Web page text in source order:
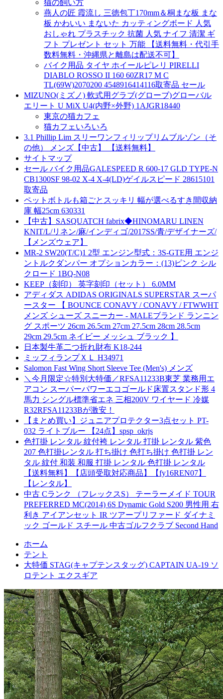
猫の飼い方
燕人の匠 霞流し 三徳包丁170mm＆桐まな板 まな
板 かわいい まないた カッティングボード 人気
おしゃれ プラスチック 抗菌 人気 ナイフ 清潔 ギ
フト プレゼント セット 万能 【送料無料・代引手
数料無料・沖縄県と離島は配送不可】
バイク用品 タイヤ ホイールピレリ PIRELLI
DIABLO ROSSO II 160 60ZR17 M C
TL(69W)2070200 4548916414116取寄品 セール
MIZUNO(ミズノ) 軟式用グラブ(グローブ)グローバル
エリート U MiX U4(内野×外野) 1AJGR18440
東京の猫カフェ
猫カフェいろいろ
3.1 Phillip Lim スリーワンフィリップリムブルゾン（そ
の他） メンズ【中古】 【送料無料】
サイトマップ
セール バイク用品GALESPEED R 600-17 GLD TYPE-N
CB1300SF 98-02 X-4 X-4(LD)ゲイルスピード 28615101
取寄品
ペットボトルも箱ごとスッキリ 幅が選べるすき間収納
庫 幅25cm 630331
【中古】SASQUATCH fabrix◆HINOMARU LINEN
KNIT/L/リネン/麻/インディゴ/2017SS/青/デザイナーズ/
【メンズウェア】
MR-2 SW20(T/C)1 2型 エンジン型式：3S-GTE用 エンジ
ントルクダンパー オプションカラー：(13)ピンク シル
クロード 1BQ-N08
KEEP（刻印） 英字刻印（セット） 6.0MM
アディダス ADIDAS ORIGINALS SUPERSTAR スーパ
ースター 【 BOUNCE CONAVY / CONAVY / FTWWHT
メンズ シューズ スニーカー - MALEブランド ランニン
グ スポーツ 26cm 26.5cm 27cm 27.5cm 28cm 28.5cm
29cm 29.5cm ネイビー メッシュ ブラック 】
日本製牛革二つ折れ財布 K18-244
ミッフィランプＸＬ H34971
Salomon Fast Wing Short Sleeve Tee (Men's) メンズ
＼今月限定☆特別大特価／RFSA11233B東芝 業務用エ
アコン スーパーパワーエコゴールド床置スタンド形 4
馬力 シングル標準省エネ 三相200V ワイヤード 冷媒
R32RFSA11233Bが激安！
【まとめ買い】ジュニアプロテクター3点セット PT-
032 ライトブルー 【24点】spsp_okrjs
色打掛 レンタル 紋付袴 レンタル 打掛 レンタル 紫色
207 色打掛レンタル 打ち掛け 色打ち掛け 色打掛 レン
タル 紋付 和装 和服 打掛 レンタル 色打掛 レンタル
【送料無料】【店頭受取対応商品】【fy16REN07】
【レンタル】
中古 Cランク （フレックスS） テーラーメイド TOUR
PREFERRED MC(2014) 6S Dynamic Gold S200 男性用 右
利き アイアンセット IR ツアープリファード ダイナミ
ック ゴールド スチール 中古ゴルフクラブ Second Hand
ホーム
テント
大特価 STAG(キャプテンスタッグ) CAPTAIN UA-19 ソ
ロテント エクスギア